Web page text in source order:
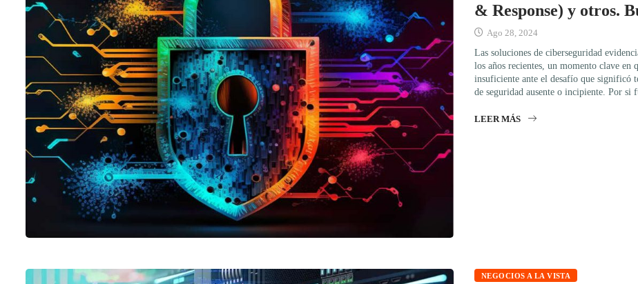
& Response) y otros.
Ago 28, 2024
Las soluciones de ciberseguridad
los años recientes, un momento clave
insuficiente ante el desafío que significó
de seguridad ausente o incipiente. Por
LEER MÁS
NEGOCIOS A LA VISTA